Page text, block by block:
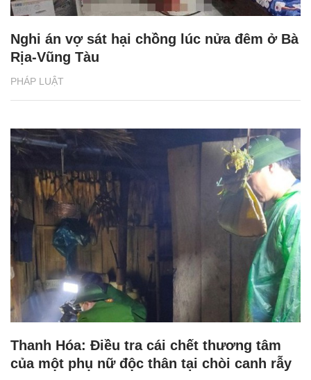
PHÁP LUẬT
Nghi án vợ sát hại chồng lúc nửa đêm ở Bà
Rịa-Vũng Tàu
Thanh Hóa: Điều tra cái chết thương tâm
của một phụ nữ độc thân tại chòi canh rẫy